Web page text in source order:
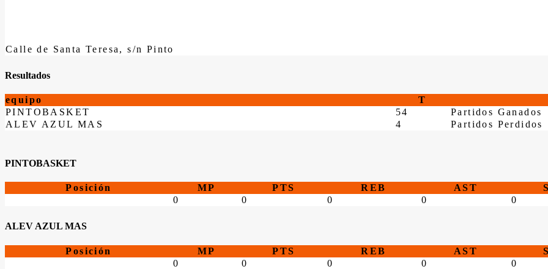
Calle de Santa Teresa, s/n Pinto
Resultados
equipo T
PINTOBASKET
54
Partidos Ganados
ALEV AZUL MAS
4 Partidos Perdidos
PINTOBASKET
Posición MP PTS REB AST
0
0 0 0 0
ALEV AZUL MAS
Posición MP PTS REB AST
0
0 0 0 0